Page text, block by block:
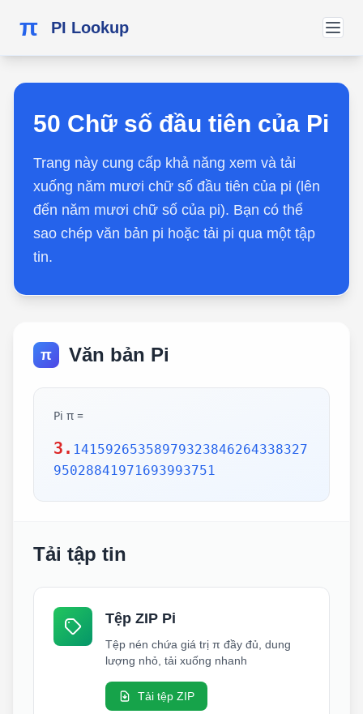
π PI Lookup
50 Chữ số đầu tiên của Pi
Trang này cung cấp khả năng xem và tải
xuống năm mươi chữ số đầu tiên của pi (lên
đến năm mươi chữ số của pi). Bạn có thể
sao chép văn bản pi hoặc tải pi qua một tập
tin.
π Văn bản Pi
Pi π =
3. 14159265358979323846264338327
95028841971693993751
Tải tập tin
Tệp ZIP Pi
Tệp nén chứa giá trị π đầy đủ, dung
lượng nhỏ, tải xuống nhanh
Tải tệp ZIP